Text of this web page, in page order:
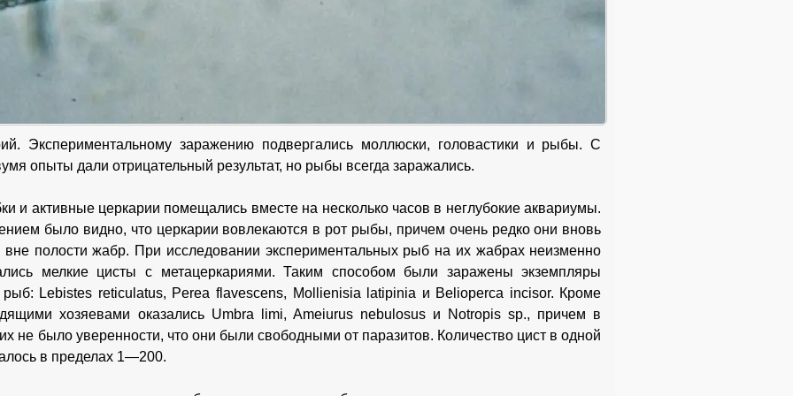
Экспериментальному заражению подвергались моллюски, головастики и рыбы. С
опыты дали отрицательный результат, но рыбы всегда заражались.
и активные церкарии помещались вместе на несколько часов в неглубокие аквариумы.
было видно, что церкарии вовлекаются в рот рыбы, причем очень редко они вновь
вне полости жабр. При исследовании экспериментальных рыб на их жабрах неизменно
мелкие цисты с метацеркариями. Таким способом были заражены экземпляры
Lebistes reticulatus, Perea flavescens, Mollienisia latipinia и Belioperca incisor. Кроме
хозяевами оказались Umbra limi, Ameiurus nebulosus и Notropis sp., причем в
не было уверенности, что они были свободными от паразитов. Количество цист в одной
в пределах 1—200.